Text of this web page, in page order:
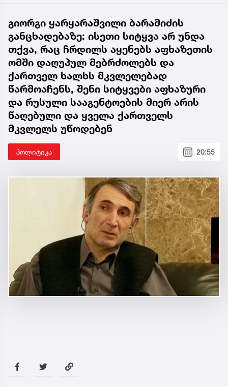
გიორგი ყარყარაშვილი ბარამიძის
განცხადებაზე: ისეთი სიტყვა არ უნდა
თქვა, რაც ჩრდილს აყენებს აფხაზეთის
ომში დაღუპულ მებრძოლებს და
ქართველ ხალხს მკვლელებად
წარმოაჩენს, შენი სიტყვები აფხაზური
და რუსული სააგენტოების მიერ არის
წაღებული და ყველა ქართველს
მკვლელს უწოდებენ
პოლიტიკა 20:55